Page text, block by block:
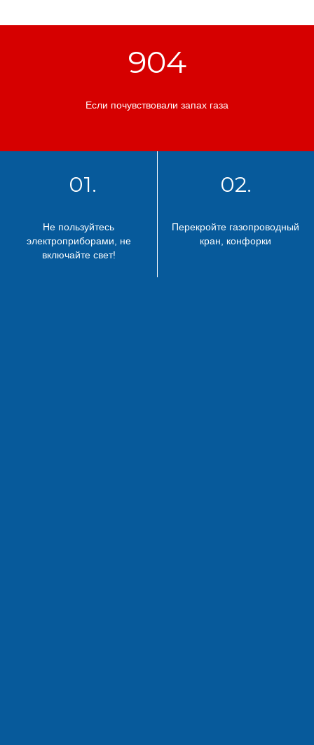
904
Если почувствовали запах газа
01.
Не пользуйтесь
электроприборами, не
включайте свет!
02.
Перекройте газопроводный
кран, конфорки